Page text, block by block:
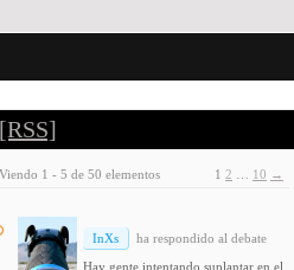
[RSS]
Viendo 1 - 5 de 50 elementos 1 2 10 →
InXs
ha respondido al debate
Hay gente intentando suplantar en el